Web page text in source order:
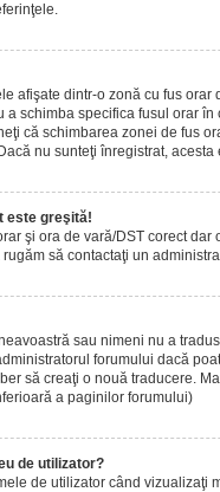
afişate dintr-o zonă cu fus orar
schimba specifica fusul orar
că schimbarea zonei de fus
nu sunteţi înregistrat, acesta
este greşită!
şi ora de vară/DST corect
să contactaţi un
sau nimeni nu a
forumului dacă
să creaţi o nouă traducere.
a paginilor forumului)
de utilizator?
de utilizator când vizualizaţi